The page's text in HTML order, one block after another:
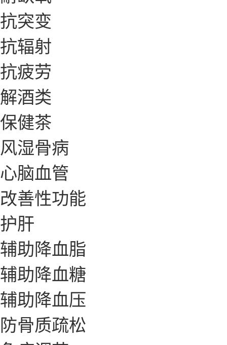
抗突变
抗辐射
抗疲劳
解酒类
保健茶
风湿骨病
心脑血管
改善性功能
护肝
辅助降血脂
辅助降血糖
辅助降血压
防骨质疏松